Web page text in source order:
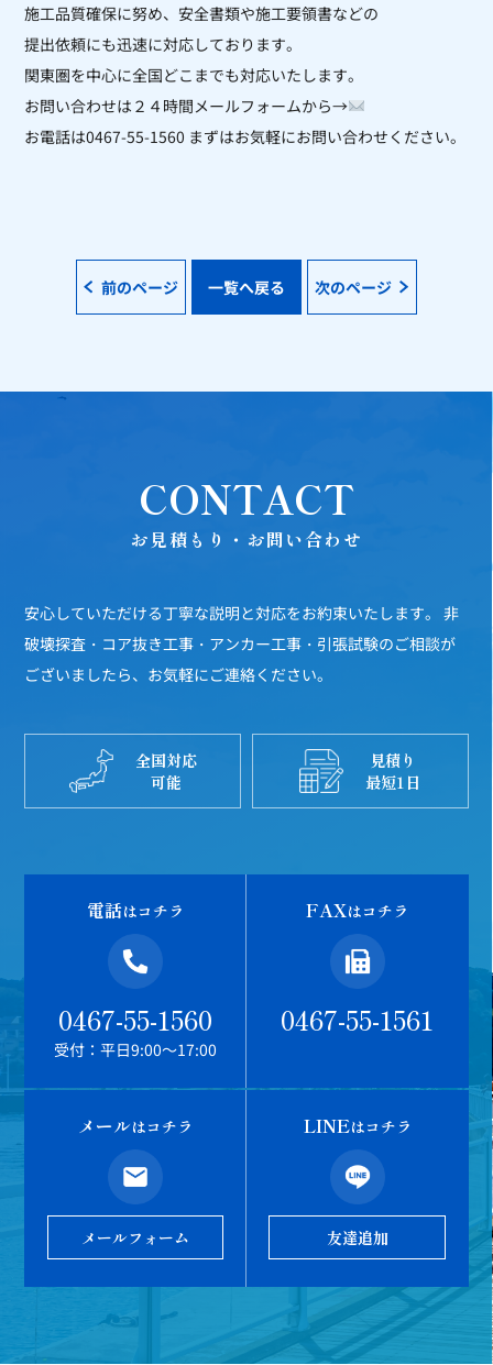
施工品質確保に努め、安全書類や施工要領書などの
提出依頼にも迅速に対応しております。
関東圏を中心に全国どこまでも対応いたします。
お問い合わせは２４時間メールフォームから→
お電話は0467-55-1560 まずはお気軽にお問い合わせください。
前のページ 一覧へ戻る 次のページ
CONTACT
お見積もり・お問い合わせ
安心していただける丁寧な説明と対応をお約束いたします。
非
破壊探査・コア抜き工事・アンカー工事・引張試験のご相談が
ございましたら、お気軽にご連絡ください。
全国対応
可能
見積り
最短1日
電話はコチラ
0467-55-1560
受付：平日9:00～17:00
FAXはコチラ
0467-55-1561
メールはコチラ
メールフォーム
LINEはコチラ
友達追加